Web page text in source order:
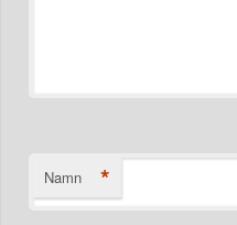
Namn *